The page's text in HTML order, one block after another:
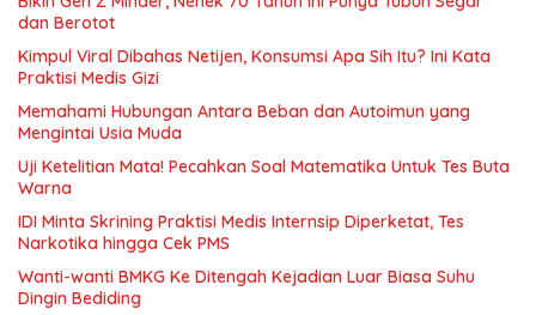
dan Berotot
Kimpul Viral Dibahas Netijen, Konsumsi Apa Sih Itu? Ini Kata
Praktisi Medis Gizi
Memahami Hubungan Antara Beban dan Autoimun yang
Mengintai Usia Muda
Uji Ketelitian Mata! Pecahkan Soal Matematika Untuk Tes Buta
Warna
IDI Minta Skrining Praktisi Medis Internsip Diperketat, Tes
Narkotika hingga Cek PMS
Wanti-wanti BMKG Ke Ditengah Kejadian Luar Biasa Suhu
Dingin Bediding